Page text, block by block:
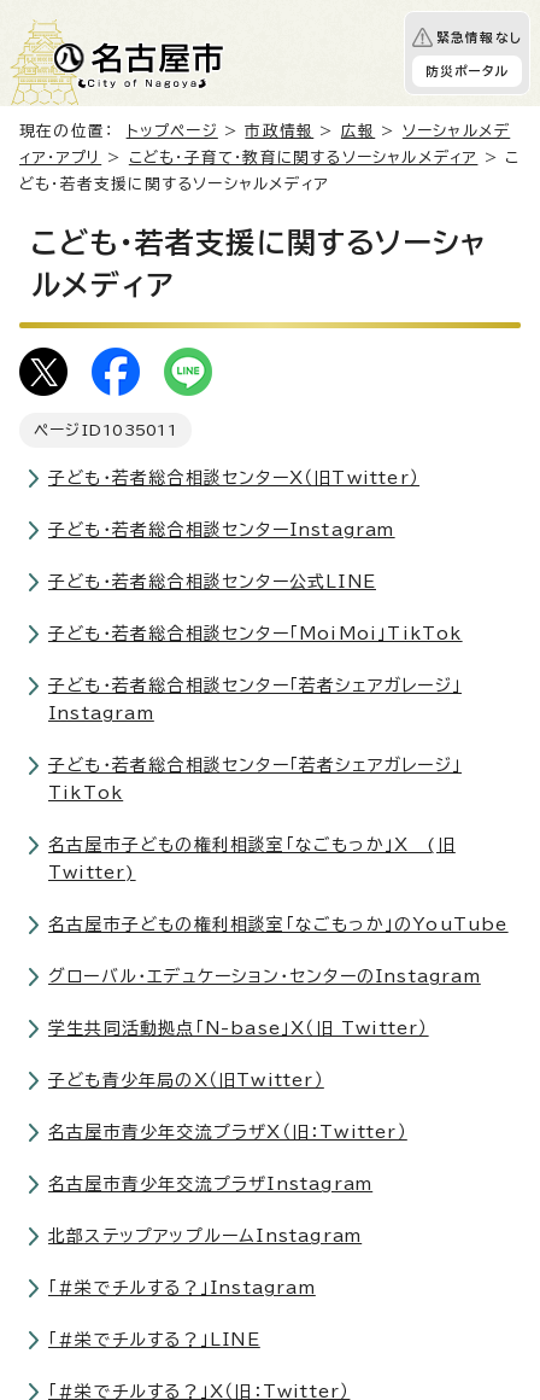
緊急情報なし
防災ポータル
現在の位置： トップページ >市政情報 > 広報 > ソーシャルメデ
ィア・アプリ
> こども・子育て・教育に関するソーシャルメディア
> こ
ども・若者支援に関するソーシャルメディア
こども・若者支援に関するソーシャ
ルメディア
ページID 1035011
子ども・若者総合相談センターX（旧Twitter）
子ども・若者総合相談センターInstagram
子ども・若者総合相談センター公式LINE
子ども・若者総合相談センター「MoiMoi」TikTok
子ども・若者総合相談センター「若者シェアガレージ」
Instagram
子ども・若者総合相談センター「若者シェアガレージ」
TikTok
名古屋市子どもの権利相談室「なごもっか」X (旧
Twitter)
名古屋市子どもの権利相談室「なごもっか」のYouTube
グローバル・エデュケーション・センターのInstagram
学生共同活動拠点「N-base」X（旧 Twitter）
子ども青少年局のX（旧Twitter）
名古屋市青少年交流プラザX（旧：Twitter）
名古屋市青少年交流プラザInstagram
北部ステップアップルームInstagram
「#栄でチルする？」Instagram
「#栄でチルする？」LINE
「#栄でチルする？」X（旧：Twitter）